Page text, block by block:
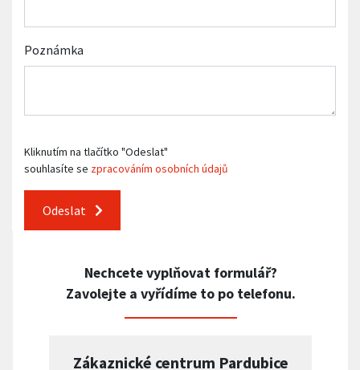
Poznámka
Kliknutím na tlačítko "Odeslat"
souhlasíte se zpracováním osobních údajů
Odeslat
Nechcete vyplňovat formulář?
Zavolejte a vyřídíme to po telefonu.
Zákaznické centrum Pardubice